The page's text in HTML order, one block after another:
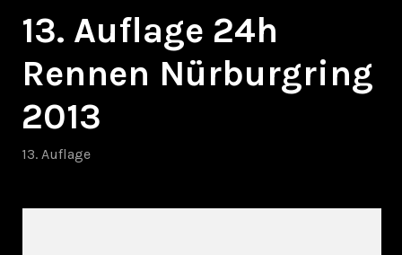
13. Auflage 24h
Rennen Nürburgring
2013
13. Auflage